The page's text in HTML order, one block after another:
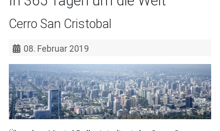
Cerro San Cristobal
08. Februar 2019